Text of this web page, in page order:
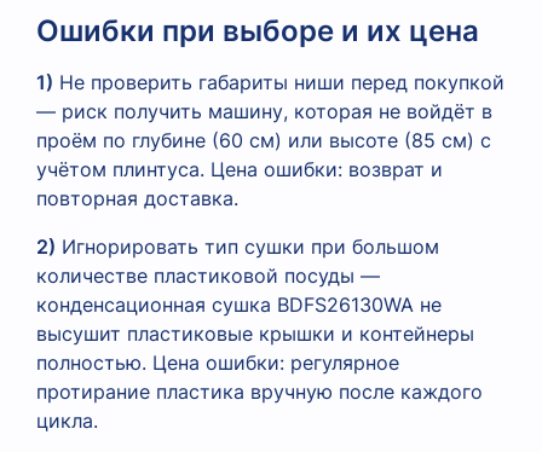
Ошибки при выборе и их цена
1) Не проверить габариты ниши перед покупкой
— риск получить машину, которая не войдёт в
проём по глубине (60 см) или высоте (85 см) с
учётом плинтуса. Цена ошибки: возврат и
повторная доставка.
2) Игнорировать тип сушки при большом
количестве пластиковой посуды —
конденсационная сушка BDFS26130WA не
высушит пластиковые крышки и контейнеры
полностью. Цена ошибки: регулярное
протирание пластика вручную после каждого
цикла.